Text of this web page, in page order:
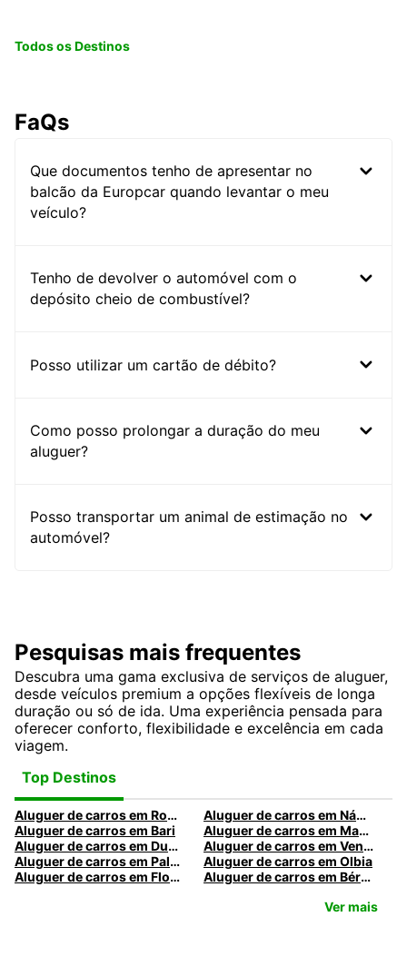
Todos os Destinos
FaQs
Que documentos tenho de apresentar no
balcão da Europcar quando levantar o meu
veículo?
Tenho de devolver o automóvel com o
depósito cheio de combustível?
Posso utilizar um cartão de débito?
Como posso prolongar a duração do meu
aluguer?
Posso transportar um animal de estimação no
automóvel?
Pesquisas mais frequentes
Descubra uma gama exclusiva de serviços de aluguer,
desde veículos premium a opções flexíveis de longa
duração ou só de ida. Uma experiência pensada para
oferecer conforto, flexibilidade e excelência em cada
viagem.
Top Destinos
Aluguer de carros em Roma
Aluguer de carros em Nápoles
Aluguer de carros em Bari
Aluguer de carros em Madrid
Aluguer de carros em Dublin
Aluguer de carros em Veneza
Aluguer de carros em Palermo
Aluguer de carros em Olbia
Aluguer de carros em Florença
Aluguer de carros em Bérgamo
Ver mais